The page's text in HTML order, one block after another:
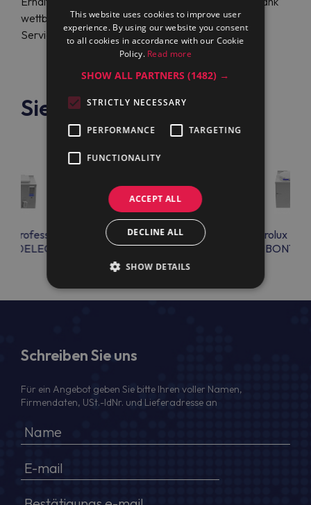
wettbewerbsfähiger Preise und herausragender
Servicequalität.
Siehe auch
Professional
Electrolux Professional
PBON10EPEM
Electrolux
Schreiben Sie uns
Für ein Angebot geben Sie bitte Ihren voller Namen,
Firmendaten, USt.-IdNr. und Lieferadresse an
This website uses cookies to improve user
experience. By using our website you consent
to all cookies in accordance with our Cookie
Policy. Read more
SHOW ALL PARTNERS(1482) →
STRICTLY NECESSARY
PERFORMANCE TARGETING
FUNCTIONALITY
ACCEPT ALL
DECLINE ALL
SHOW DETAILS